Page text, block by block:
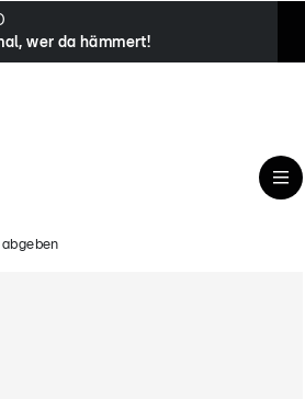
wer da hämmert!